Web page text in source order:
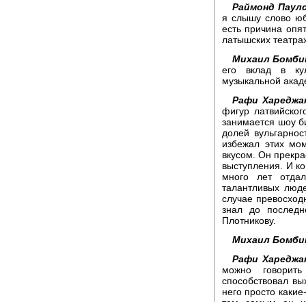
Раймонд
я слышу слово
есть причина
латышских
Михаил
его вклад в
музыкальной
Рафи
фигур
занимается шоу
долей
избежал этих
вкусом. Он
выступления. И
много лет
талантливых
случае
знал до
Плотникову.
Михаил
Рафи
можно
способствовал
него просто